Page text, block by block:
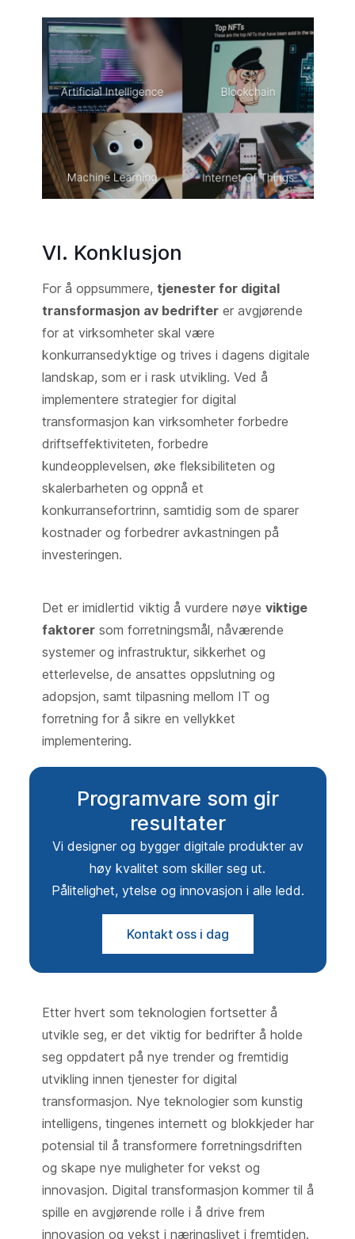
VI. Konklusjon
For å oppsummere, tjenester for digital
transformasjon av bedrifterer avgjørende
for at virksomheter skal være
konkurransedyktige og trives i dagens digitale
landskap, som er i rask utvikling. Ved å
implementere strategier for digital
transformasjon kan virksomheter forbedre
driftseffektiviteten, forbedre
kundeopplevelsen, øke fleksibiliteten og
skalerbarheten og oppnå et
konkurransefortrinn, samtidig som de sparer
kostnader og forbedrer avkastningen på
investeringen.
Det er imidlertid viktig å vurdere nøye viktige
faktorersom forretningsmål, nåværende
systemer og infrastruktur, sikkerhet og
etterlevelse, de ansattes oppslutning og
adopsjon, samt tilpasning mellom IT og
forretning for å sikre en vellykket
implementering.
Programvare som gir
resultater
Vi designer og bygger digitale produkter av
høy kvalitet som skiller seg ut.
Pålitelighet, ytelse og innovasjon i alle ledd.
Kontakt oss i dag
Etter hvert som teknologien fortsetter å
utvikle seg, er det viktig for bedrifter å holde
seg oppdatert på nye trender og fremtidig
utvikling innen tjenester for digital
transformasjon. Nye teknologier som kunstig
intelligens, tingenes internett og blokkjeder har
potensial til å transformere forretningsdriften
og skape nye muligheter for vekst og
innovasjon. Digital transformasjon kommer til å
spille en avgjørende rolle i å drive frem
innovasjon og vekst i næringslivet i fremtiden.